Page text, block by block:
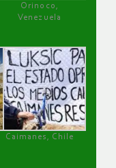
Orinoco,
Venezuela
Caimanes, Chile